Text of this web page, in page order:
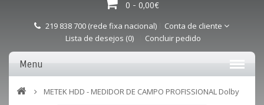
0 - 0,00€
219 838 700 (rede fixa nacional)
Conta de cliente
Lista de desejos (0)
Concluir pedido
Menu
METEK HDD - MEDIDOR DE CAMPO PROFISSIONAL Dolby